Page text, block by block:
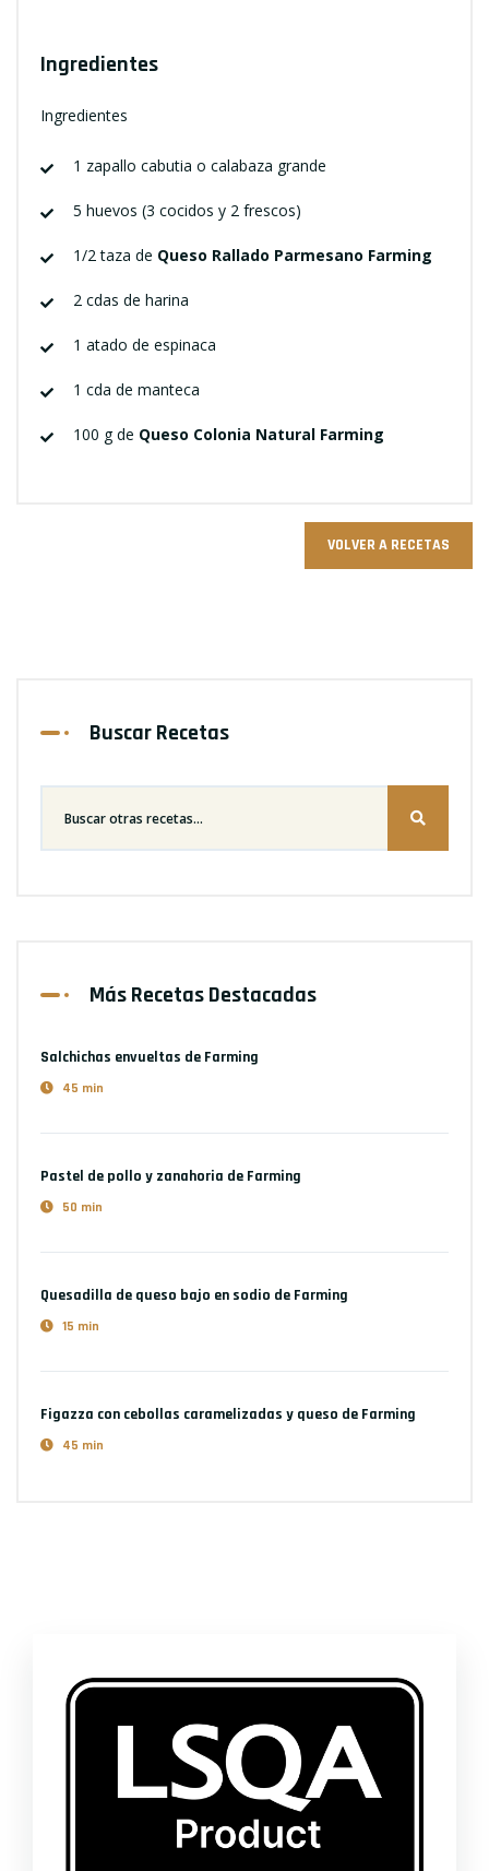
Ingredientes
Ingredientes
1 zapallo cabutia o calabaza grande
5 huevos (3 cocidos y 2 frescos)
1/2 taza de Queso Rallado Parmesano Farming
2 cdas de harina
1 atado de espinaca
1 cda de manteca
100 g de Queso Colonia Natural Farming
VOLVER A RECETAS
Buscar Recetas
Más Recetas Destacadas
Salchichas envueltas de Farming
45 min
Pastel de pollo y zanahoria de Farming
50 min
Quesadilla de queso bajo en sodio de Farming
15 min
Figazza con cebollas caramelizadas y queso de Farming
45 min